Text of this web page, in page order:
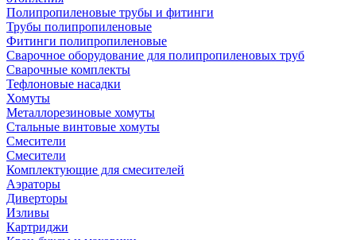
Полипропиленовые трубы и фитинги
Трубы полипропиленовые
Фитинги полипропиленовые
Сварочное оборудование для полипропиленовых труб
Сварочные комплекты
Тефлоновые насадки
Хомуты
Металлорезиновые хомуты
Стальные винтовые хомуты
Смесители
Смесители
Комплектующие для смесителей
Аэраторы
Диверторы
Изливы
Картриджи